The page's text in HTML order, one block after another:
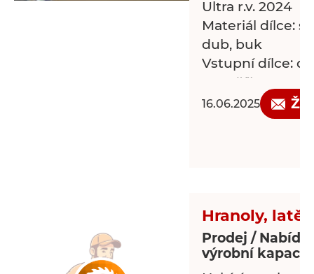
Ultra r.v. 2024
Materiál dílce:
dub, buk
Vstupní dílce:
mm, šíře 32-
13-80 mm
Výstupní dílce:
16.06.2025
Hranoly, latě,
Prodej /
výrobní